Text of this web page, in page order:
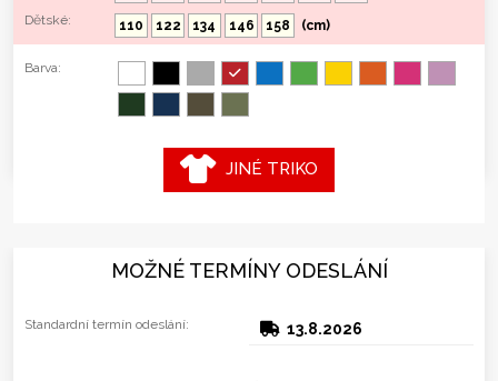
Dětské:
110 122 134 146 158 (cm)
Barva:
JINÉ TRIKO
MOŽNÉ TERMÍNY ODESLÁNÍ
Standardní termín odeslání: 13.8.2026